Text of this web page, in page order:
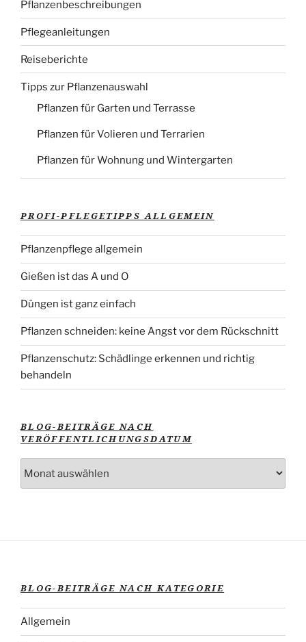
Pflanzenbeschreibungen
Pflegeanleitungen
Reiseberichte
Tipps zur Pflanzenauswahl
Pflanzen für Garten und Terrasse
Pflanzen für Volieren und Terrarien
Pflanzen für Wohnung und Wintergarten
PROFI-PFLEGETIPPS ALLGEMEIN
Pflanzenpflege allgemein
Gießen ist das A und O
Düngen ist ganz einfach
Pflanzen schneiden: keine Angst vor dem Rückschnitt
Pflanzenschutz: Schädlinge erkennen und richtig
behandeln
BLOG-BEITRÄGE NACH
VERÖFFENTLICHUNGSDATUM
BLOG-BEITRÄGE NACH KATEGORIE
Allgemein